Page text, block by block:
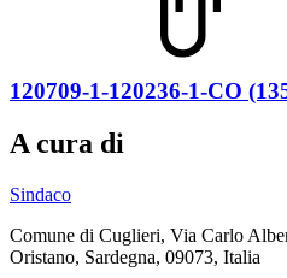
120709-1-120236-1-CO
A cura di
Sindaco
Comune di Cuglieri, Via Carlo
Oristano, Sardegna, 09073, Italia